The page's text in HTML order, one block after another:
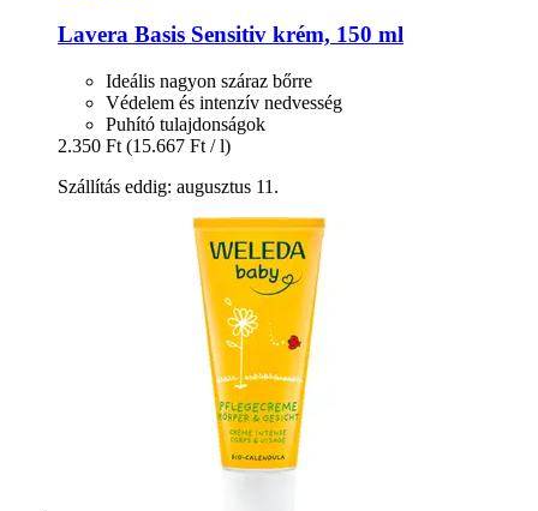
Lavera Basis Sensitiv krém, 150 ml
Ideális nagyon száraz bőrre
Védelem és intenzív nedvesség
Puhító tulajdonságok
2.350 Ft (15.667 Ft / l)
Szállítás eddig: augusztus 11.